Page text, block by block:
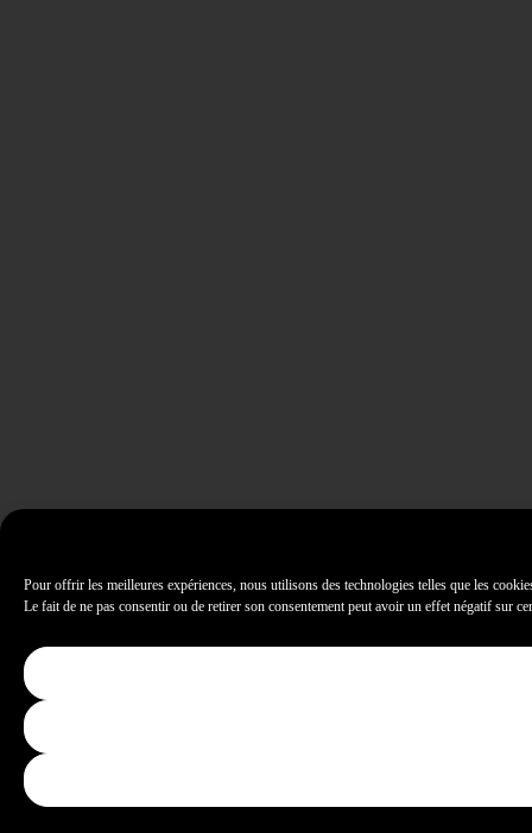
Pour offrir les meilleures expériences, nous utilisons des technologies telles que les
Le fait de ne pas consentir ou de retirer son consentement peut avoir un effet négatif sur